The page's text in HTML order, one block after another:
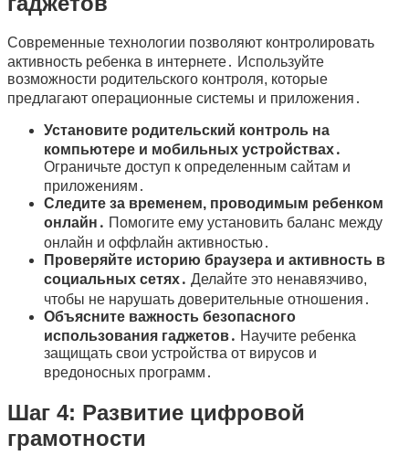
Современные технологии позволяют контролировать
активность ребенка в интернете․ Используйте
возможности родительского контроля, которые
предлагают операционные системы и приложения․
Установите родительский контроль на
компьютере и мобильных устройствах․
Ограничьте доступ к определенным сайтам и
приложениям․
Следите за временем, проводимым ребенком
онлайн․ Помогите ему установить баланс между
онлайн и оффлайн активностью․
Проверяйте историю браузера и активность в
социальных сетях․ Делайте это ненавязчиво,
чтобы не нарушать доверительные отношения․
Объясните важность безопасного
использования гаджетов․ Научите ребенка
защищать свои устройства от вирусов и
вредоносных программ․
Шаг 4: Развитие цифровой
грамотности